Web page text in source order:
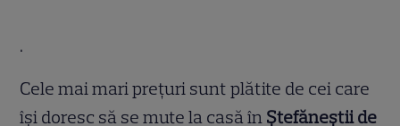
.
Cele mai mari prețuri sunt plătite de cei care
își doresc să se mute la casă în Ștefăneștii de